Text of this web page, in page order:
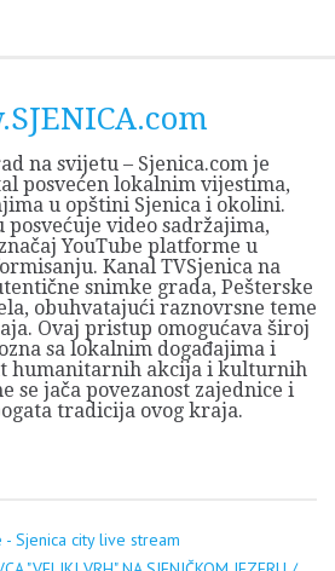
na svijetu – Sjenica.com je
posvećen lokalnim vijestima,
u opštini Sjenica i okolini.
posvećuje video sadržajima,
YouTube platforme u
Kanal TVSjenica na
snimke grada, Pešterske
obuhvatajući raznovrsne teme
Ovaj pristup omogućava široj
sa lokalnim događajima i
humanitarnih akcija i kulturnih
se jača povezanost zajednice i
tradicija ovog kraja.
Sjenica city live stream